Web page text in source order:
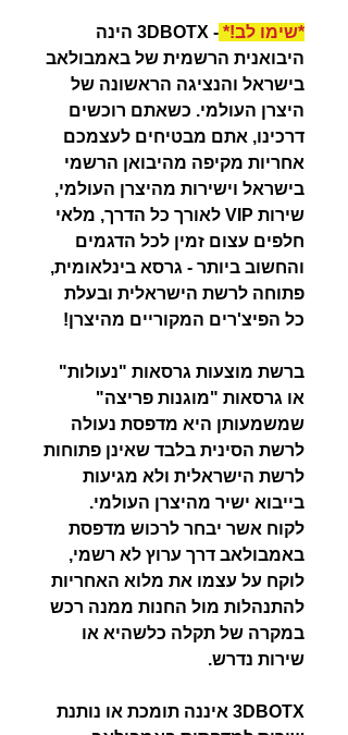
*שימו לב!*
- 3DBOTX הינה
היבואנית הרשמית של באמבולאב
בישראל והנציגה הראשונה של
היצרן העולמי. כשאתם רוכשים
דרכינו, אתם מבטיחים לעצמכם
אחריות מקיפה מהיבואן הרשמי
בישראל וישירות מהיצרן העולמי,
שירות VIP לאורך כל הדרך, מלאי
חלפים עצום זמין לכל הדגמים
והחשוב ביותר - גרסא בינלאומית,
פתוחה לרשת הישראלית ובעלת
כל הפיצ'רים המקוריים מהיצרן!
ברשת מוצעות גרסאות "נעולות"
או גרסאות "מוגנות פריצה"
שמשמעותן היא מדפסת נעולה
לרשת הסינית בלבד שאינן פתוחות
לרשת הישראלית ולא מגיעות
בייבוא ישיר מהיצרן העולמי.
לקוח אשר יבחר לרכוש מדפסת
באמבולאב דרך ערוץ לא רשמי,
לוקח על עצמו את מלוא האחריות
להתנהלות מול החנות ממנה רכש
במקרה של תקלה כלשהיא או
שירות נדרש.
3DBOTX איננה תומכת או נותנת